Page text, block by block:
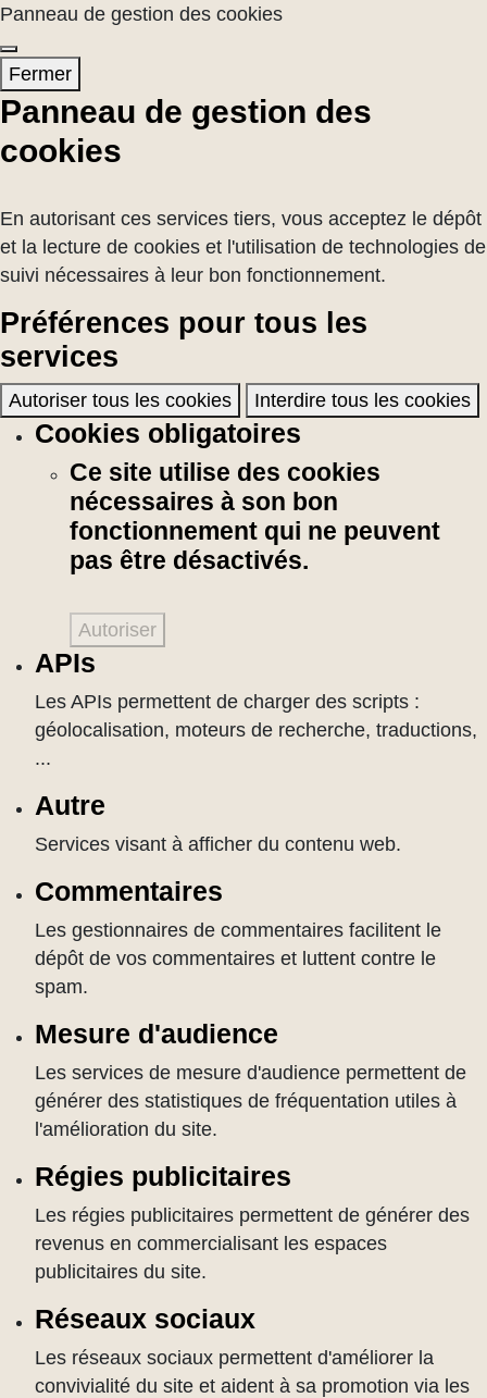
Panneau de gestion des cookies
Fermer
Panneau de gestion des
cookies
En autorisant ces services tiers, vous acceptez le dépôt
et la lecture de cookies et l'utilisation de technologies de
suivi nécessaires à leur bon fonctionnement.
Préférences pour tous les
services
Autoriser tous les cookies Interdire tous les cookies
Cookies obligatoires
Ce site utilise des cookies
nécessaires à son bon
fonctionnement qui ne peuvent
pas être désactivés.
Autoriser
APIs
Les APIs permettent de charger des scripts :
géolocalisation, moteurs de recherche, traductions,
...
Autre
Services visant à afficher du contenu web.
Commentaires
Les gestionnaires de commentaires facilitent le
dépôt de vos commentaires et luttent contre le
spam.
Mesure d'audience
Les services de mesure d'audience permettent de
générer des statistiques de fréquentation utiles à
l'amélioration du site.
Régies publicitaires
Les régies publicitaires permettent de générer des
revenus en commercialisant les espaces
publicitaires du site.
Réseaux sociaux
Les réseaux sociaux permettent d'améliorer la
convivialité du site et aident à sa promotion via les